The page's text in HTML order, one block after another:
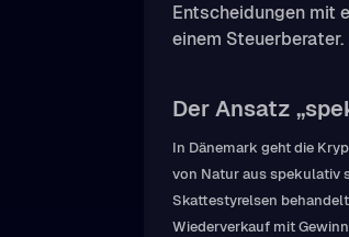
Entscheidungen mit
einem Steuerberater.
Der Ansatz
In Dänemark geht die
von Natur aus spekulativ
Skattestyrelsen
Wiederverkauf mit